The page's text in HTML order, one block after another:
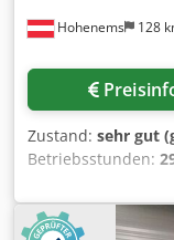
Hohenems 128
Zustand: sehr gut
Betriebsstunden:
,
Trockner integriert
2013 Dcodpfxjzil